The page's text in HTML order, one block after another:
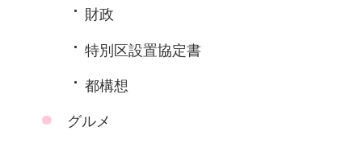
財政
特別区設置協定書
都構想
グルメ